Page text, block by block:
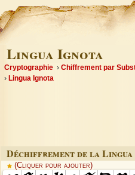
Lingua Ignota
Cryptographie Chiffrement par
Lingua Ignota
Déchiffrement de la
(Cliquer pour ajouter)